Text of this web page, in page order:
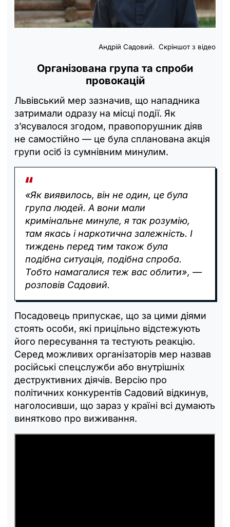
Андрій Садовий. Скріншот з відео
Організована група та спроби
провокацій
Львівський мер зазначив, що нападника
затримали одразу на місці події. Як
з’ясувалося згодом, правопорушник діяв
не самостійно — це була спланована акція
групи осіб із сумнівним минулим.
«Як виявилось, він не один, це була
група людей. А вони мали
кримінальне минуле, я так розумію,
там якась і наркотична залежність. І
тиждень перед тим також була
подібна ситуація, подібна спроба.
Тобто намагалися теж вас облити», —
розповів Садовий.
Посадовець припускає, що за цими діями
стоять особи, які прицільно відстежують
його пересування та тестують реакцію.
Серед можливих організаторів мер назвав
російські спецслужби або внутрішніх
деструктивних діячів. Версію про
політичних конкурентів Садовий відкинув,
наголосивши, що зараз у країні всі думають
винятково про виживання.